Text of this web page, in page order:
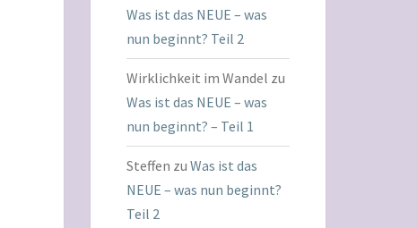
Was ist das NEUE – was
nun beginnt? Teil 2
Wirklichkeit im Wandel zu
Was ist das NEUE – was
nun beginnt? – Teil 1
Steffen zu Was ist das
NEUE – was nun beginnt?
Teil 2